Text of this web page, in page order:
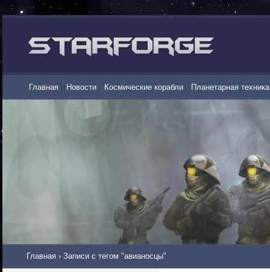
Главная Новости Космические корабли Планетарная техника
Главная › Записи с тегом "авианосцы"